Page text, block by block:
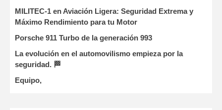
MILITEC-1 en Aviación Ligera: Seguridad Extrema y
Máximo Rendimiento para tu Motor
Porsche 911 Turbo de la generación 993
La evolución en el automovilismo empieza por la
seguridad. 🏁
Equipo,